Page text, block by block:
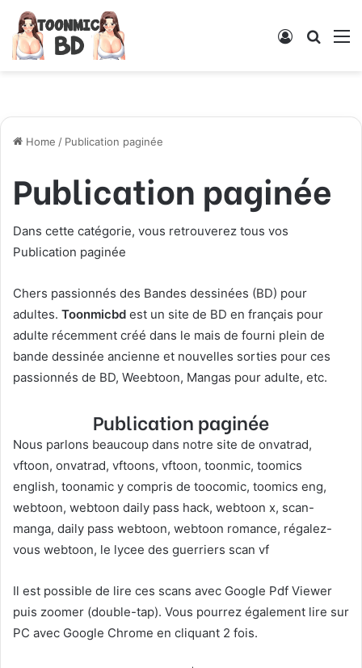
Log
Home / Publication paginée
Publication paginée
Dans cette catégorie, vous retrouverez tous vos
Publication paginée
Chers passionnés des Bandes dessinées (BD) pour
adultes. Toonmicbd est un site de BD en français pour
adulte récemment créé dans le mais de fourni plein de
bande dessinée ancienne et nouvelles sorties pour ces
passionnés de BD, Weebtoon, Mangas pour adulte, etc.
Publication paginée
Nous parlons beaucoup dans notre site de onvatrad,
vftoon, onvatrad, vftoons, vftoon, toonmic, toomics
english, toonamic y compris de toocomic, toomics eng,
webtoon, webtoon daily pass hack, webtoon x, scan-
manga, daily pass webtoon, webtoon romance, régalez-
vous webtoon, le lycee des guerriers scan vf
Il est possible de lire ces scans avec Google Pdf Viewer
puis zoomer (double-tap). Vous pourrez également lire sur
PC avec Google Chrome en cliquant 2 fois.